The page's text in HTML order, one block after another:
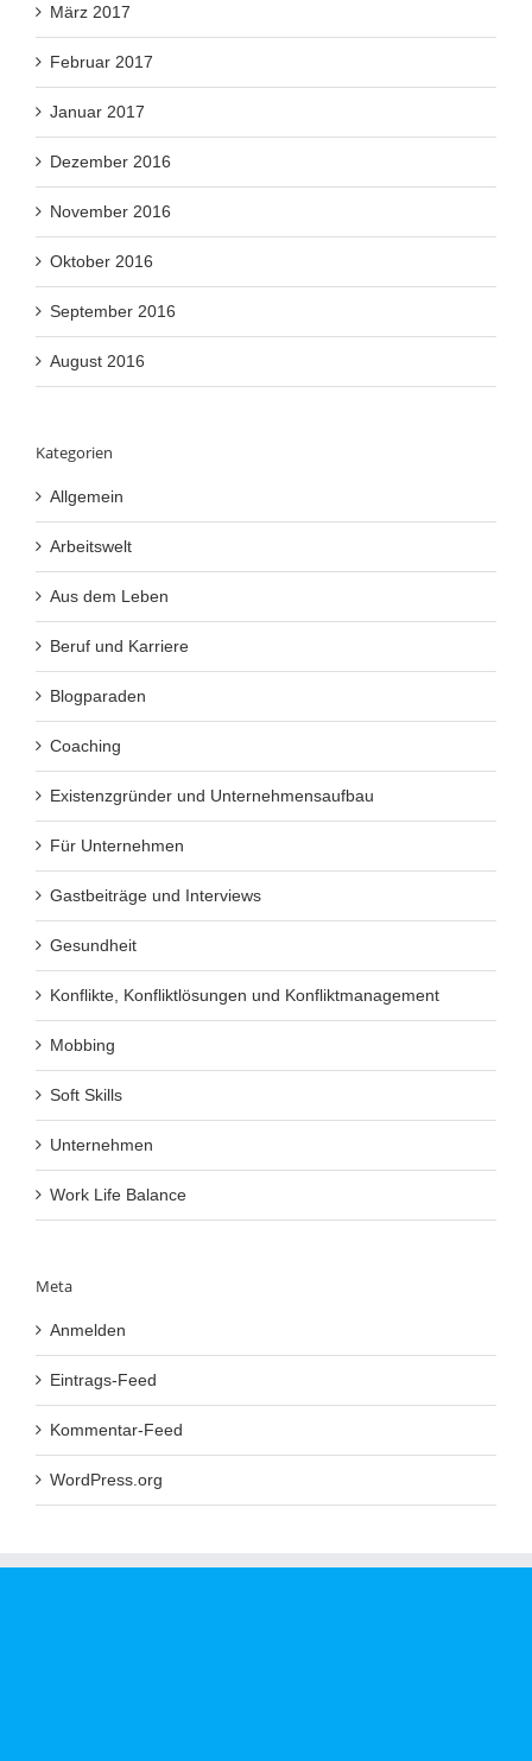
März 2017
Februar 2017
Januar 2017
Dezember 2016
November 2016
Oktober 2016
September 2016
August 2016
Kategorien
Allgemein
Arbeitswelt
Aus dem Leben
Beruf und Karriere
Blogparaden
Coaching
Existenzgründer und Unternehmensaufbau
Für Unternehmen
Gastbeiträge und Interviews
Gesundheit
Konflikte, Konfliktlösungen und Konfliktmanagement
Mobbing
Soft Skills
Unternehmen
Work Life Balance
Meta
Anmelden
Eintrags-Feed
Kommentar-Feed
WordPress.org